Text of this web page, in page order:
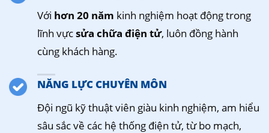
Với hơn 20 năm kinh nghiệm hoạt động trong
lĩnh vựcsửa chữa điện tử, luôn đồng hành
cùng khách hàng.
NĂNG LỰC CHUYÊN MÔN
Đội ngũ kỹ thuật viên giàu kinh nghiệm, am hiểu
sâu sắc về các hệ thống điện tử, từ bo mạch,